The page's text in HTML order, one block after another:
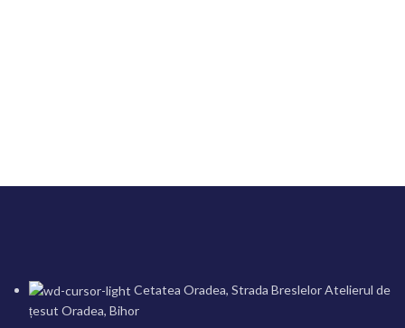
Cetatea Oradea, Strada Breslelor Atelierul de
țesut Oradea, Bihor